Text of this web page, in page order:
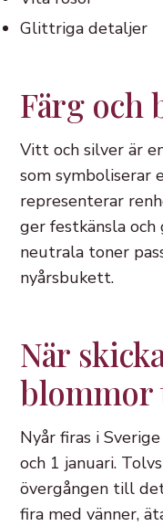
Glittriga detaljer
Färg och
Vitt och silver är
som symboliserar
representerar
ger festkänsla
neutrala toner
nyårsbukett.
När
blommor
Nyår firas i
och 1 januari.
övergången till
fira med vänner,